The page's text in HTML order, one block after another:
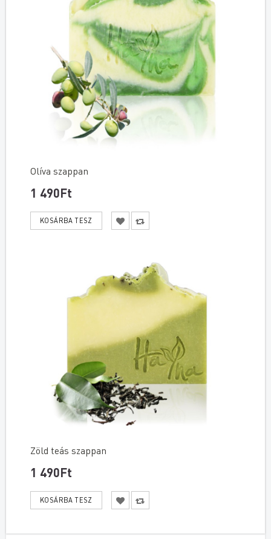
Olíva szappan
1 490Ft
Zöld teás szappan
1 490Ft